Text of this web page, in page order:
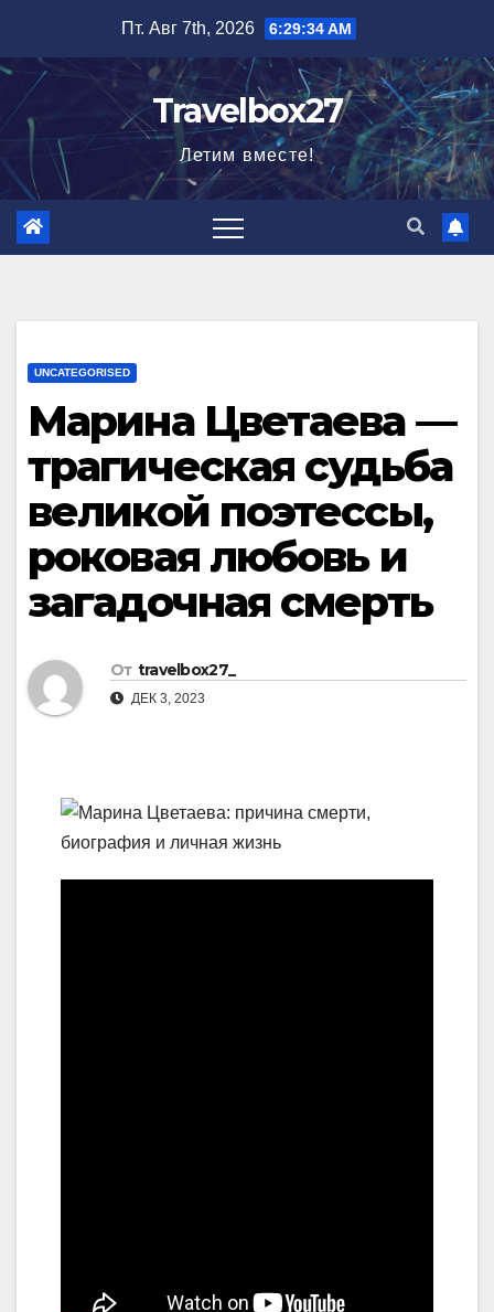
содержимому
Пт. Авг 7th, 2026 6:29:35 AM
Travelbox27
Летим вместе!
UNCATEGORISED
Марина Цветаева —
трагическая судьба
великой поэтессы,
роковая любовь и
загадочная смерть
От travelbox27_
ДЕК 3, 2023